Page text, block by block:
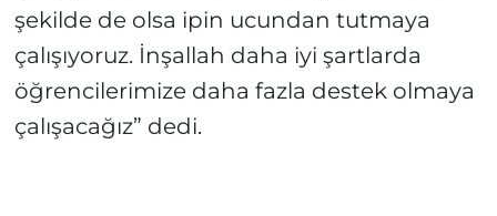
şekilde de olsa ipin ucundan tutmaya
çalışıyoruz. İnşallah daha iyi şartlarda
öğrencilerimize daha fazla destek olmaya
çalışacağız” dedi.